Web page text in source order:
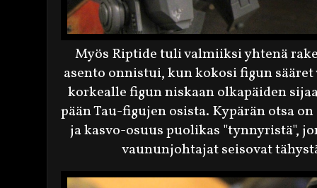
Myös Riptide tuli valmiiksi yhtenä
asento onnistui, kun kokosi figun
korkealle figun niskaan olkapäiden
pään Tau-figujen osista. Kypärän otsa
ja kasvo-osuus puolikas "tynnyristä",
vaununjohtajat seisovat